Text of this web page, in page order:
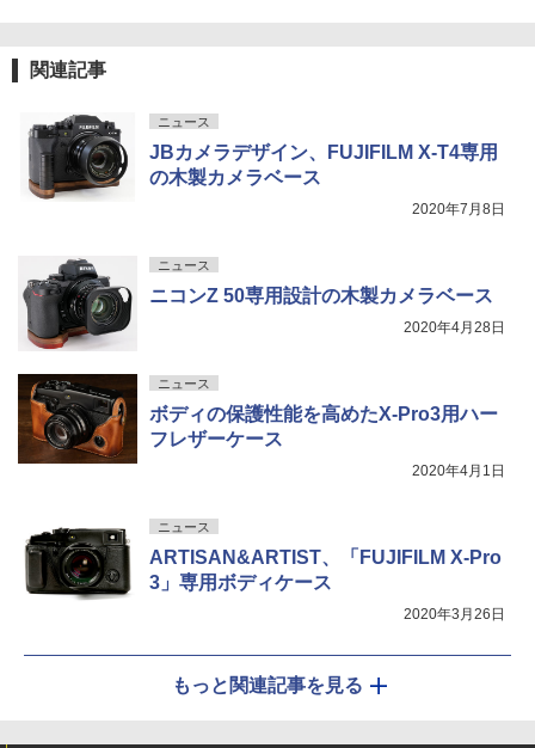
関連記事
ニュース
JBカメラデザイン、FUJIFILM X-T4専用
の木製カメラベース
2020年7月8日
ニュース
ニコンZ 50専用設計の木製カメラベース
2020年4月28日
ニュース
ボディの保護性能を高めたX-Pro3用ハー
フレザーケース
2020年4月1日
ニュース
ARTISAN&ARTIST、「FUJIFILM X-Pro
3」専用ボディケース
2020年3月26日
もっと関連記事を見る